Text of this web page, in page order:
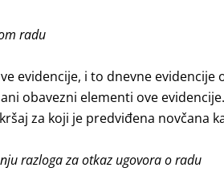
radu
evidencije, i to dnevne
obavezni elementi ove
za koji je predviđena novčana
razloga za otkaz ugovora o radu